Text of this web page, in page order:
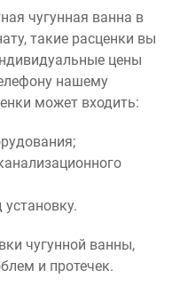
чугунная ванна в
такие расценки вы
цены
нашему
может входить:
чугунной ванны,
и протечек.